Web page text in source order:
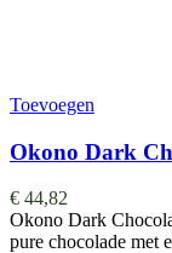
Toevoegen
Okono Dark
€ 44,82
Okono Dark
pure chocolade met